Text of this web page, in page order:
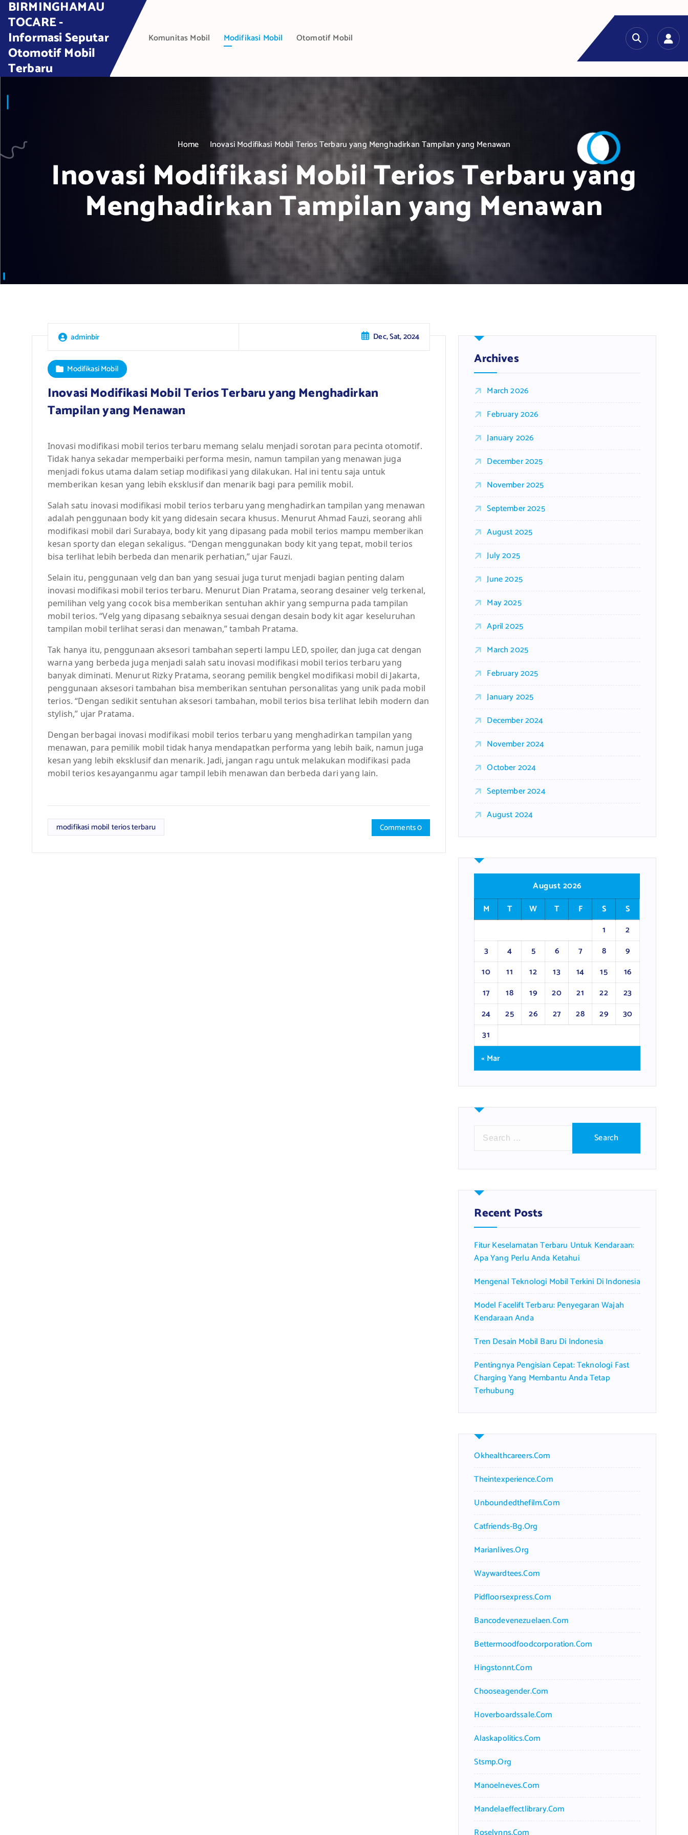
t
BIRMINGHAMAU
TOCARE -
Informasi Seputar
Otomotif Mobil
Terbaru
Komunitas Mobil Modifikasi Mobil Otomotif Mobil
Home Inovasi Modifikasi Mobil Terios Terbaru yang Menghadirkan Tampilan yang Menawan
Inovasi Modifikasi Mobil Terios Terbaru yang
Menghadirkan Tampilan yang Menawan
adminbir Dec, Sat, 2024
Modifikasi Mobil
Inovasi Modifikasi Mobil Terios Terbaru yang Menghadirkan
Tampilan yang Menawan
Inovasi modifikasi mobil terios terbaru memang selalu menjadi sorotan para pecinta otomotif.
Tidak hanya sekadar memperbaiki performa mesin, namun tampilan yang menawan juga
menjadi fokus utama dalam setiap modifikasi yang dilakukan. Hal ini tentu saja untuk
memberikan kesan yang lebih eksklusif dan menarik bagi para pemilik mobil.
Salah satu inovasi modifikasi mobil terios terbaru yang menghadirkan tampilan yang menawan
adalah penggunaan body kit yang didesain secara khusus. Menurut Ahmad Fauzi, seorang ahli
modifikasi mobil dari Surabaya, body kit yang dipasang pada mobil terios mampu memberikan
kesan sporty dan elegan sekaligus. “Dengan menggunakan body kit yang tepat, mobil terios
bisa terlihat lebih berbeda dan menarik perhatian,” ujar Fauzi.
Selain itu, penggunaan velg dan ban yang sesuai juga turut menjadi bagian penting dalam
inovasi modifikasi mobil terios terbaru. Menurut Dian Pratama, seorang desainer velg terkenal,
pemilihan velg yang cocok bisa memberikan sentuhan akhir yang sempurna pada tampilan
mobil terios. “Velg yang dipasang sebaiknya sesuai dengan desain body kit agar keseluruhan
tampilan mobil terlihat serasi dan menawan,” tambah Pratama.
Tak hanya itu, penggunaan aksesori tambahan seperti lampu LED, spoiler, dan juga cat dengan
warna yang berbeda juga menjadi salah satu inovasi modifikasi mobil terios terbaru yang
banyak diminati. Menurut Rizky Pratama, seorang pemilik bengkel modifikasi mobil di Jakarta,
penggunaan aksesori tambahan bisa memberikan sentuhan personalitas yang unik pada mobil
terios. “Dengan sedikit sentuhan aksesori tambahan, mobil terios bisa terlihat lebih modern dan
stylish,” ujar Pratama.
Dengan berbagai inovasi modifikasi mobil terios terbaru yang menghadirkan tampilan yang
menawan, para pemilik mobil tidak hanya mendapatkan performa yang lebih baik, namun juga
kesan yang lebih eksklusif dan menarik. Jadi, jangan ragu untuk melakukan modifikasi pada
mobil terios kesayanganmu agar tampil lebih menawan dan berbeda dari yang lain.
modifikasi mobil terios terbaru Comments 0
Archives
March 2026
February 2026
January 2026
December 2025
November 2025
September 2025
August 2025
July 2025
June 2025
May 2025
April 2025
March 2025
February 2025
January 2025
December 2024
November 2024
October 2024
September 2024
August 2024
August 2026
M
T W T F S
S
1
2
3
4 5 6 7 8
9
10
11 12 13 14 15
16
17
18 19 20 21 22
23
24
25 26 27 28 29
30
31
« Mar
r
h
f
o
:
Recent Posts
Fitur Keselamatan Terbaru Untuk Kendaraan:
Apa Yang Perlu Anda Ketahui
Mengenal Teknologi Mobil Terkini Di Indonesia
Model Facelift Terbaru: Penyegaran Wajah
Kendaraan Anda
Tren Desain Mobil Baru Di Indonesia
Pentingnya Pengisian Cepat: Teknologi Fast
Charging Yang Membantu Anda Tetap
Terhubung
Okhealthcareers.com
Theintexperience.com
Unboundedthefilm.com
Catfriends-Bg.org
Marianlives.org
Waywardtees.com
Pidfloorsexpress.com
Bancodevenezuelaen.com
Bettermoodfoodcorporation.com
Hingstonnt.com
Chooseagender.com
Hoverboardssale.com
Alaskapolitics.com
Stsmp.org
Manoelneves.com
Mandelaeffectlibrary.com